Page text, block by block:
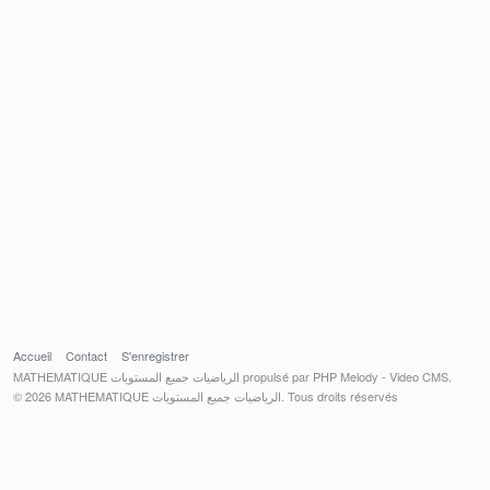
Accueil Contact
S'enregistrer
MATHEMATIQUE الرياضيات جميع المستويات propulsé par PHP Melody - Video CMS.
© 2026 MATHEMATIQUE الرياضيات جميع المستويات. Tous droits réservés